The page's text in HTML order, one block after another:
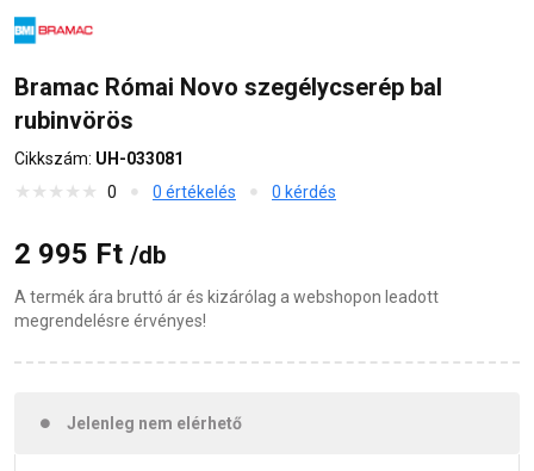
Bramac Római Novo szegélycserép bal
rubinvörös
Cikkszám: UH-033081
0
0 értékelés 0 kérdés
2 995 Ft /db
A termék ára bruttó ár és kizárólag a webshopon leadott
megrendelésre érvényes!
Jelenleg nem elérhető